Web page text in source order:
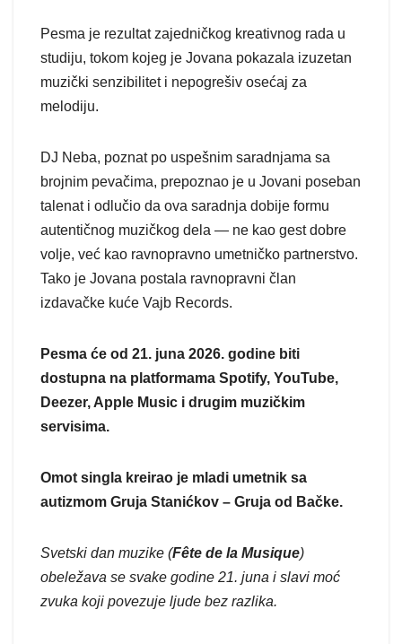
Pesma je rezultat zajedničkog kreativnog rada u
studiju, tokom kojeg je Jovana pokazala izuzetan
muzički senzibilitet i nepogrešiv osećaj za
melodiju.
DJ Neba, poznat po uspešnim saradnjama sa
brojnim pevačima, prepoznao je u Jovani poseban
talenat i odlučio da ova saradnja dobije formu
autentičnog muzičkog dela — ne kao gest dobre
volje, već kao ravnopravno umetničko partnerstvo.
Tako je Jovana postala ravnopravni član
izdavačke kuće Vajb Records.
Pesma će od 21. juna 2026. godine biti
dostupna na platformama Spotify, YouTube,
Deezer, Apple Music i drugim muzičkim
servisima.
Omot singla kreirao je mladi umetnik sa
autizmom Gruja Stanićkov – Gruja od Bačke.
Svetski dan muzike (Fête de la Musique)
obeležava se svake godine 21. juna i slavi moć
zvuka koji povezuje ljude bez razlika.